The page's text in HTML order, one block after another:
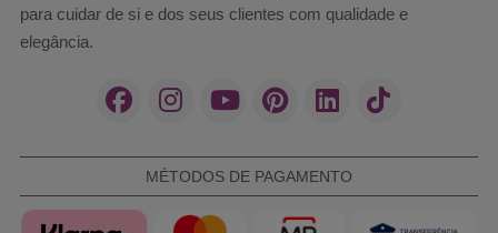
para cuidar de si e dos seus clientes com qualidade e
elegância.
MÉTODOS DE PAGAMENTO